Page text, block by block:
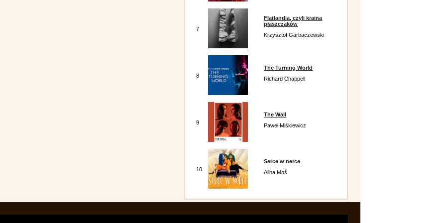
7
Flatlandia, czyli kraina
płaszczaków
Krzysztof Garbaczewski
8
The Turning World
Richard Chappell
9
The Wall
Paweł Miśkiewicz
10
Serce w nerce
Alina Moś